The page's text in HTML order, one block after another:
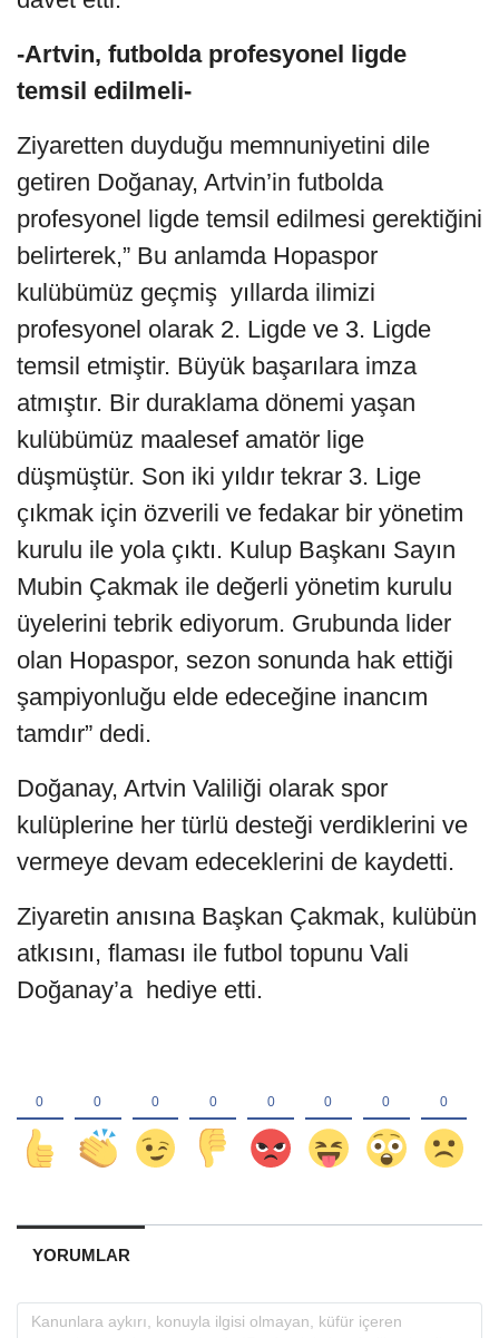
-Artvin, futbolda profesyonel ligde
temsil edilmeli-
Ziyaretten duyduğu memnuniyetini dile
getiren Doğanay, Artvin’in futbolda
profesyonel ligde temsil edilmesi gerektiğini
belirterek,” Bu anlamda Hopaspor
kulübümüz geçmiş yıllarda ilimizi
profesyonel olarak 2. Ligde ve 3. Ligde
temsil etmiştir. Büyük başarılara imza
atmıştır. Bir duraklama dönemi yaşan
kulübümüz maalesef amatör lige
düşmüştür. Son iki yıldır tekrar 3. Lige
çıkmak için özverili ve fedakar bir yönetim
kurulu ile yola çıktı. Kulup Başkanı Sayın
Mubin Çakmak ile değerli yönetim kurulu
üyelerini tebrik ediyorum. Grubunda lider
olan Hopaspor, sezon sonunda hak ettiği
şampiyonluğu elde edeceğine inancım
tamdır” dedi.
Doğanay, Artvin Valiliği olarak spor
kulüplerine her türlü desteği verdiklerini ve
vermeye devam edeceklerini de kaydetti.
Ziyaretin anısına Başkan Çakmak, kulübün
atkısını, flaması ile futbol topunu Vali
Doğanay’a hediye etti.
YORUMLAR